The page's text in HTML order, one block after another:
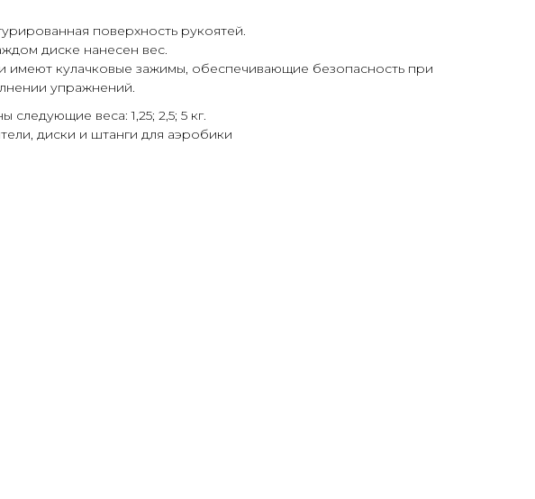
поверхность рукоятей.
диске нанесен вес.
имеют кулачковые зажимы, обеспечивающие безопасность при
упражнений.
следующие веса: 1,25; 2,5; 5 кг.
диски и штанги для аэробики